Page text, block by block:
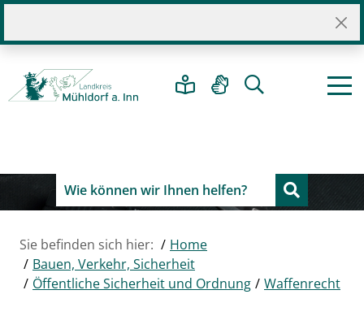
Sie befinden sich hier:
Home
Bauen, Verkehr, Sicherheit
Öffentliche Sicherheit und Ordnung
Waffenrecht